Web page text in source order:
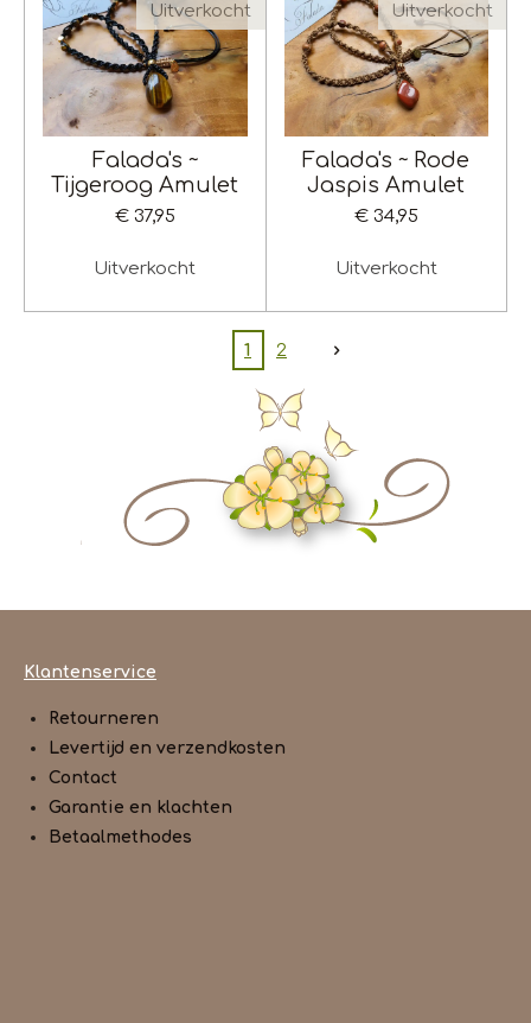
Uitverkocht
Falada's ~
Tijgeroog Amulet
€ 37,95
Uitverkocht
Uitverkocht
Falada's ~ Rode
Jaspis Amulet
€ 34,95
Uitverkocht
1 2
Klantenservice
Retourneren
Levertijd en verzendkosten
Contact
Garantie en klachten
Betaalmethodes